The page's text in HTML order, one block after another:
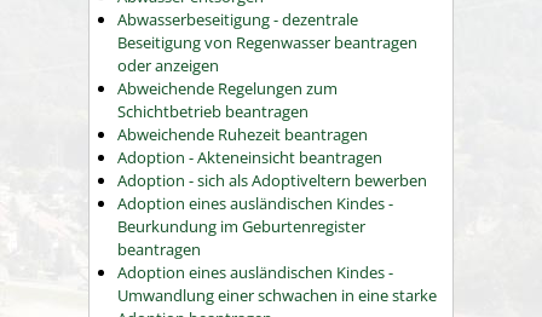
Abwasserbeseitigung - dezentrale
Beseitigung von Regenwasser beantragen
oder anzeigen
Abweichende Regelungen zum
Schichtbetrieb beantragen
Abweichende Ruhezeit beantragen
Adoption - Akteneinsicht beantragen
Adoption - sich als Adoptiveltern bewerben
Adoption eines ausländischen Kindes -
Beurkundung im Geburtenregister
beantragen
Adoption eines ausländischen Kindes -
Umwandlung einer schwachen in eine starke